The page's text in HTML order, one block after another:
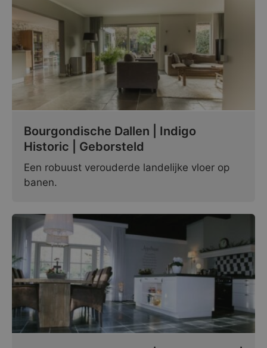
Bourgondische Dallen | Indigo
Historic | Geborsteld
Een robuust verouderde landelijke vloer op
banen.